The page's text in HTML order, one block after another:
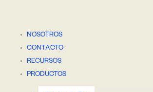
NOSOTROS
CONTACTO
RECURSOS
PRODUCTOS